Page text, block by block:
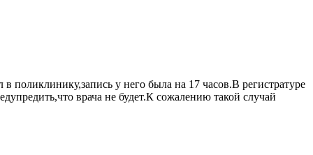
поликлинику,запись у него была на 17 часов.В регистратуре
врача не будет.К сожалению такой случай